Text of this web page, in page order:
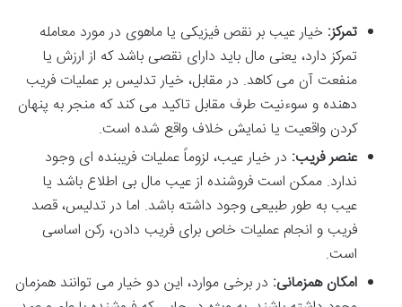
تمرکز: خیار عیب بر نقص فیزیکی یا ماهوی در مورد معامله
تمرکز دارد، یعنی مال باید دارای نقصی باشد که از ارزش یا
منفعت آن می کاهد. در مقابل، خیار تدلیس بر عملیات فریب
دهنده و سوءنیت طرف مقابل تاکید می کند که منجر به پنهان
کردن واقعیت یا نمایش خلاف واقع شده است.
عنصر فریب: در خیار عیب، لزوماً عملیات فریبنده ای وجود
ندارد. ممکن است فروشنده از عیب مال بی اطلاع باشد یا
عیب به طور طبیعی وجود داشته باشد. اما در تدلیس، قصد
فریب و انجام عملیات خاص برای فریب دادن، رکن اساسی
است.
امکان همزمانی: در برخی موارد، این دو خیار می توانند همزمان